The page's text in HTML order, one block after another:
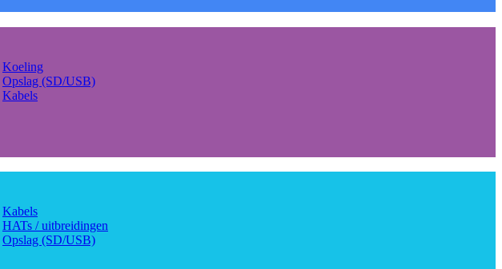
Koeling
Opslag (SD/USB)
Kabels
Kabels
HATs / uitbreidingen
Opslag (SD/USB)